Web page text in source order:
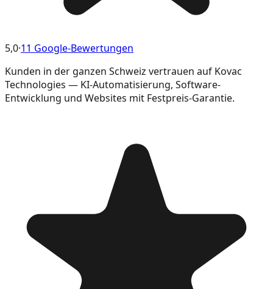
5,0·11 Google-Bewertungen
Kunden in der ganzen Schweiz vertrauen auf Kovac
Technologies — KI-Automatisierung, Software-
Entwicklung und Websites mit Festpreis-Garantie.